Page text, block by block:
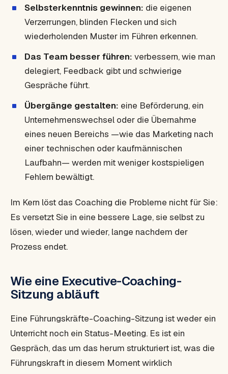
Selbsterkenntnis gewinnen: die eigenen
Verzerrungen, blinden Flecken und sich
wiederholenden Muster im Führen erkennen.
Das Team besser führen: verbessern, wie man
delegiert, Feedback gibt und schwierige
Gespräche führt.
Übergänge gestalten: eine Beförderung, ein
Unternehmenswechsel oder die Übernahme
eines neuen Bereichs —wie das Marketing nach
einer technischen oder kaufmännischen
Laufbahn— werden mit weniger kostspieligen
Fehlern bewältigt.
Im Kern löst das Coaching die Probleme nicht für Sie:
Es versetzt Sie in eine bessere Lage, sie selbst zu
lösen, wieder und wieder, lange nachdem der
Prozess endet.
Wie eine Executive-Coaching-
Sitzung abläuft
Eine Führungskräfte-Coaching-Sitzung ist weder ein
Unterricht noch ein Status-Meeting. Es ist ein
Gespräch, das um das herum strukturiert ist, was die
Führungskraft in diesem Moment wirklich